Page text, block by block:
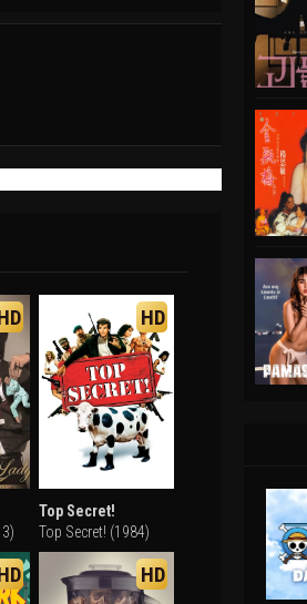
HD
Top Secret!
Top Secret! (1984)
HD